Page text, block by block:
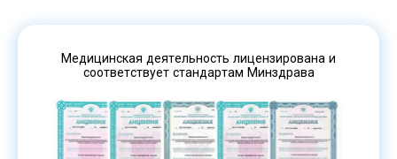
Медицинская деятельность лицензирована и
соответствует стандартам Минздрава